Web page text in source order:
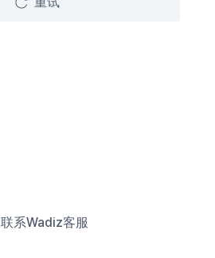
联系Wadiz客服